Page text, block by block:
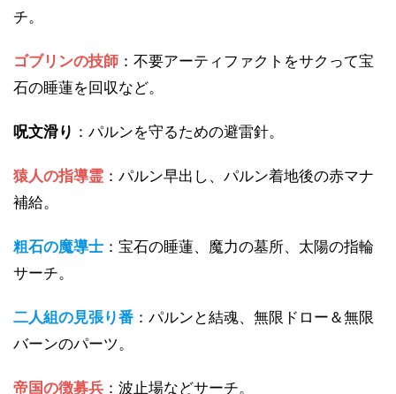
チ。
ゴブリンの技師 ：不要アーティファクトをサクって宝
石の睡蓮を回収など。
呪文滑り ：パルンを守るための避雷針。
猿人の指導霊 ：パルン早出し、パルン着地後の赤マナ
補給。
粗石の魔導士 ：宝石の睡蓮、魔力の墓所、太陽の指輪
サーチ。
二人組の見張り番 ：パルンと結魂、無限ドロー＆無限
バーンのパーツ。
帝国の徴募兵 ：波止場などサーチ。